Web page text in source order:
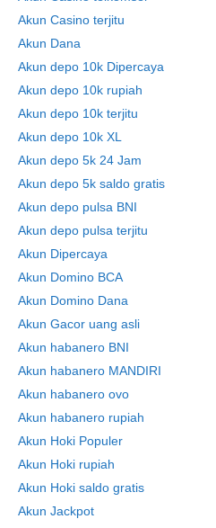
Akun Casino terjitu
Akun Dana
Akun depo 10k Dipercaya
Akun depo 10k rupiah
Akun depo 10k terjitu
Akun depo 10k XL
Akun depo 5k 24 Jam
Akun depo 5k saldo gratis
Akun depo pulsa BNI
Akun depo pulsa terjitu
Akun Dipercaya
Akun Domino BCA
Akun Domino Dana
Akun Gacor uang asli
Akun habanero BNI
Akun habanero MANDIRI
Akun habanero ovo
Akun habanero rupiah
Akun Hoki Populer
Akun Hoki rupiah
Akun Hoki saldo gratis
Akun Jackpot